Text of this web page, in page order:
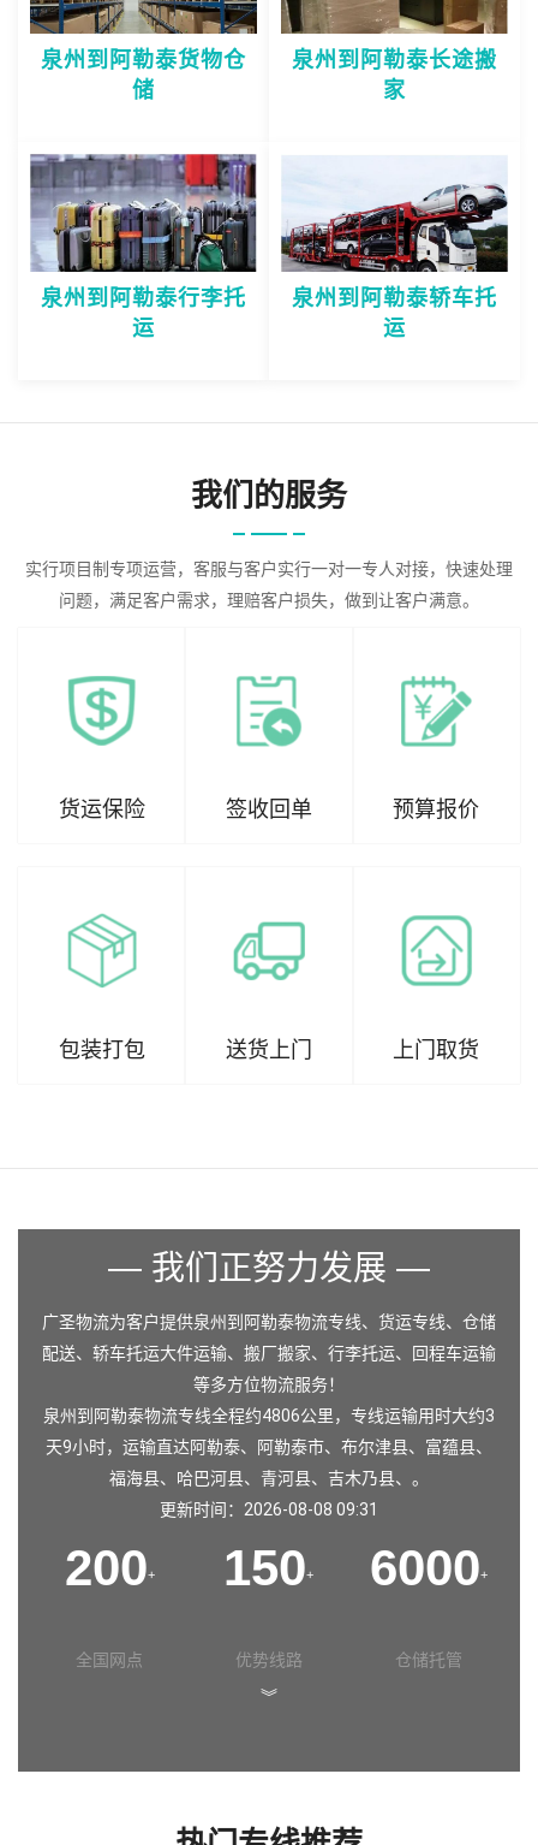
泉州到阿勒泰货物仓
储
泉州到阿勒泰长途搬
家
泉州到阿勒泰行李托
运
泉州到阿勒泰轿车托
运
我们的服务
实行项目制专项运营，客服与客户实行一对一专人对接，快速处理
问题，满足客户需求，理赔客户损失，做到让客户满意。
货运保险 签收回单 预算报价
包装打包 送货上门 上门取货
— 我们正努力发展 —
广圣物流为客户提供泉州到阿勒泰物流专线、货运专线、仓储
配送、轿车托运大件运输、搬厂搬家、行李托运、回程车运输
等多方位物流服务！
泉州到阿勒泰物流专线全程约4806公里，专线运输用时大约3
天9小时，运输直达阿勒泰、阿勒泰市、布尔津县、富蕴县、
福海县、哈巴河县、青河县、吉木乃县、。
更新时间：2026-08-08 09:31
200+
全国网点
150+
优势线路
6000+
仓储托管
︾